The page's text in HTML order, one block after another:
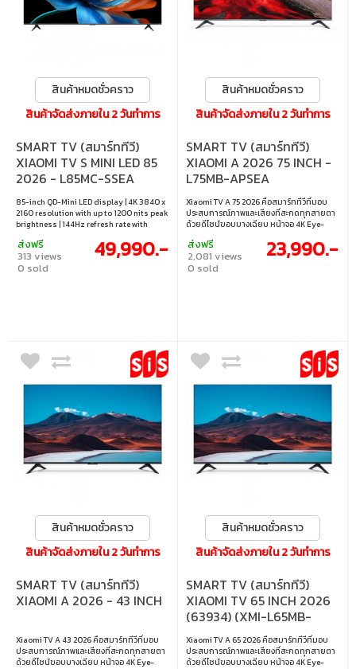
สินค้าหมดชั่วคราว
สินค้าจัดส่งภายใน 2 วันทำการ
SMART TV (สมาร์ททีวี)
XIAOMI TV S MINI LED 85
2026 - L85MC-SSEA
85-inch QD-Mini LED display | 4K 3840 x
2160 resolution with up to 1200 nits peak
brightness | 144Hz refresh rate with
Dolby Atmos, HDR10+, HLG and Filmmaker
| Google TV with 2 x 15W Stereo Speaker
and 3 x HDMI 2.1
ส่งฟรี
313 views
0 sold
49,990.-
สินค้าหมดชั่วคราว
สินค้าจัดส่งภายใน 2 วันทำการ
SMART TV (สมาร์ททีวี)
XIAOMI A 2026 75 INCH -
L75MB-APSEA
Xiaomi TV A 75 2026 คือสมาร์ททีวีที่มอบ
ประสบการณ์ภาพและเสียงที่สะกดทุกสายตา
ด้วยดีไซน์ขอบบางเฉียบ หน้าจอ 4K Eye-
สายตา และระบบเสียงคุณภาพสูงจาก Dolby
และ DTS พร้อมใช้งาน Google TV ที่เรียบง่าย
และครบครัน • ขนาดจอ : 75 นิ้ว • ความละเอียด
ส่งฟรี
2,081 views
0 sold
23,990.-
สินค้าหมดชั่วคราว
สินค้าจัดส่งภายใน 2 วันทำการ
SMART TV (สมาร์ททีวี)
XIAOMI A 2026 - 43 INCH
Xiaomi TV A 43 2026 คือสมาร์ททีวีที่มอบ
ประสบการณ์ภาพและเสียงที่สะกดทุกสายตา
ด้วยดีไซน์ขอบบางเฉียบ หน้าจอ 4K Eye-
สินค้าหมดชั่วคราว
สินค้าจัดส่งภายใน 2 วันทำการ
SMART TV (สมาร์ททีวี)
XIAOMI TV 65 INCH 2026
(63934) (XMI-L65MB-
ASEA)
Xiaomi TV A 65 2026 คือสมาร์ททีวีที่มอบ
ประสบการณ์ภาพและเสียงที่สะกดทุกสายตา
ด้วยดีไซน์ขอบบางเฉียบ หน้าจอ 4K Eye-